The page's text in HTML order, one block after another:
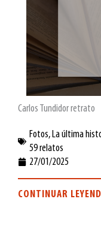
Carlos Tundidor retrato
Fotos, La última
59 relatos
27/01/2025
CONTINUAR